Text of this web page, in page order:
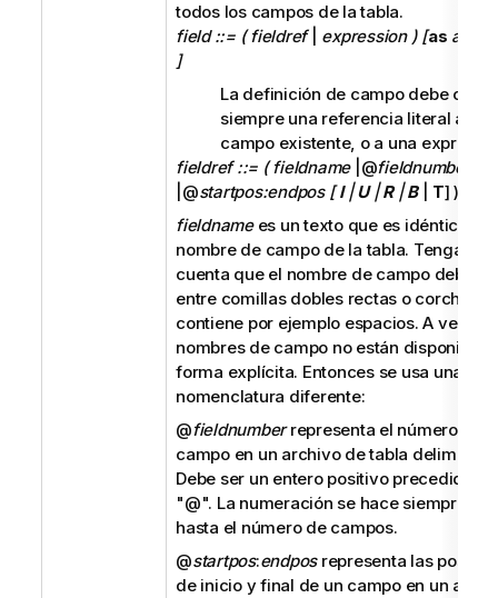
todos los campos de la tabla.
field ::= ( fieldref| expression ) [as
]
La definición de campo debe
siempre una referencia literal a un
campo existente, o a una
fieldref ::= ( fieldname|@fieldnumber
|@startpos:endpos [I|U|R|B| T] )
fieldnamees un texto que es idéntico a
nombre de campo de la tabla. Tenga en
cuenta que el nombre de campo debe ir
entre comillas dobles rectas o corchetes
contiene por ejemplo espacios. A veces
nombres de campo no están disponibles
forma explícita. Entonces se usa una
nomenclatura diferente:
@fieldnumberrepresenta el número de
campo en un archivo de tabla
Debe ser un entero positivo precedido
"@". La numeración se hace siempre
hasta el número de campos.
@startpos:endposrepresenta las
de inicio y final de un campo en un